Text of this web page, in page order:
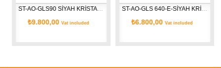
ST-AO-GLS90 SİYAH KRİSTAL CAM OCAK
₺9.800,00Vat included
ST-AO-GLS 640-E-SİYAH KRİSTAL CAM OCAK
₺6.800,00Vat included